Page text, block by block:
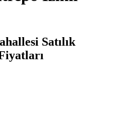
Satılık